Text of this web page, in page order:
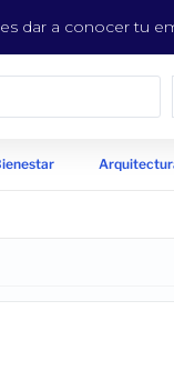
dar a conocer tu